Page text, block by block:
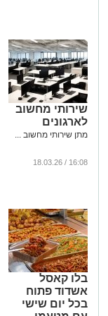
שירותי מחשוב
לארגונים
מתן שירותי מחשוב ...
16:08 / 18.03.26
בלו קאסל
אשדוד פתוח
בכל יום שישי